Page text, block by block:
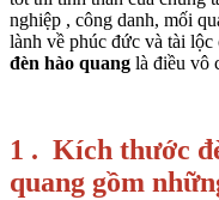
nghiệp , công danh, mối
lành về phúc đức và tài
đèn hào quang là điều vô
1 . Kích thước
quang gồm